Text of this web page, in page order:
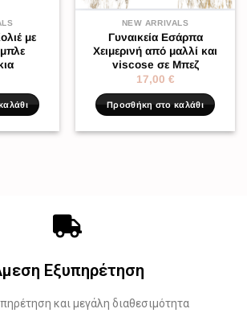
με
NEW ARRIVALS
Γυναικεία Εσάρπα
Χειμερινή από μαλλί και
viscose σε Μπεζ
17,00 €
Προσθήκη στο καλάθι
Εξυπηρέτηση
και μεγάλη διαθεσιμότητα